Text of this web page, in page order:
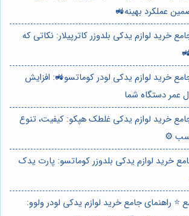
عملکرد بهینه🚜
خرید لوازم یدکی بلدوزر کاترپیلار: نکاتی که
خرید لوازم یدکی لودر کوماتسو🚜: افزایش
عمر دستگاه شما
خرید لوازم یدکی غلطک هپکو: کیفیت، تنوع
⚙️
خرید لوازم یدکی بلدوزر کوماتسو: پارت یدک
⭐️ راهنمای جامع خرید لوازم یدکی لودر ولوو: